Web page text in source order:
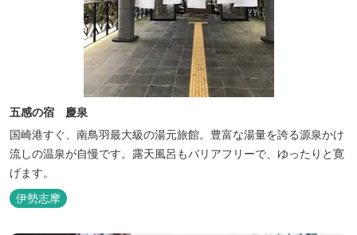
五感の宿 慶泉
国崎港すぐ、南鳥羽最大級の湯元旅館。豊富な湯量を誇る源泉かけ
流しの温泉が自慢です。露天風呂もバリアフリーで、ゆったりと寛
げます。
伊勢志摩